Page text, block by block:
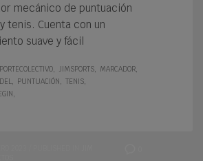
mecánico de puntuación
tenis. Cuenta con un
suave y fácil
JIMSPORTS
MARCADOR
PUNTUACIÓN
TENIS